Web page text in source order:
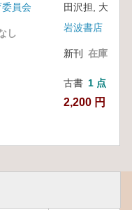
員会
し
田沢担, 大岡実
岩波書店
新刊 在庫なし
古書 1 点
2,200 円